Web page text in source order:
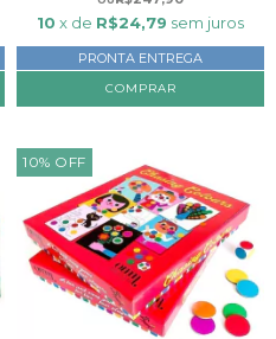
10 x de R$24,79 sem juros
PRONTA ENTREGA
10% OFF